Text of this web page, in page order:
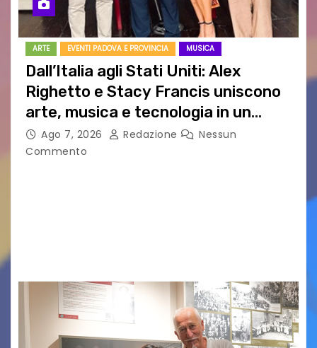
ARTE EVENTI PADOVA E PROVINCIA MUSICA
Dall’Italia agli Stati Uniti: Alex
Righetto e Stacy Francis uniscono
arte, musica e tecnologia in un
nuovo progetto internazionale”
Ago 7, 2026 Redazione
Nessun
Commento